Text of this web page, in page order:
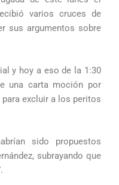
varios cruces de
sus argumentos sobre
y hoy a eso de la 1:30
una carta moción por
excluir a los peritos
sido propuestos
subrayando que